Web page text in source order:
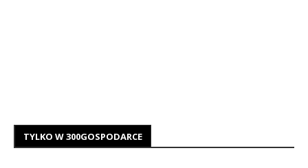
TYLKO W 300GOSPODARCE